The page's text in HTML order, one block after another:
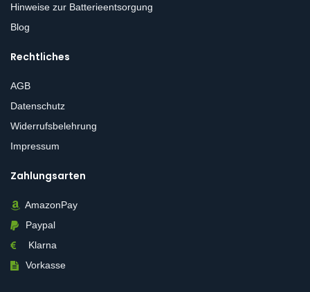
Hinweise zur Batterieentsorgung
Blog
Rechtliches
AGB
Datenschutz
Widerrufsbelehrung
Impressum
Zahlungsarten
AmazonPay
Paypal
Klarna
Vorkasse